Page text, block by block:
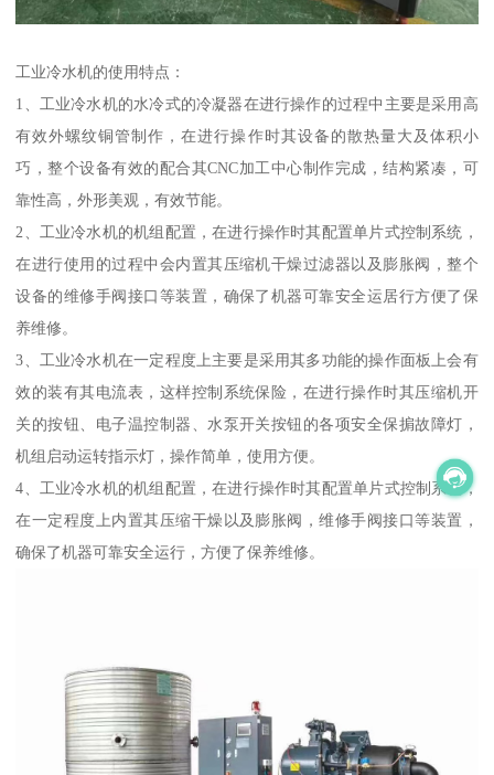
工业冷水机的使用特点：
1、工业冷水机的水冷式的冷凝器在进行操作的过程中主要是采用高
有效外螺纹铜管制作，在进行操作时其设备的散热量大及体积小
巧，整个设备有效的配合其CNC加工中心制作完成，结构紧凑，可
靠性高，外形美观，有效节能。
2、工业冷水机的机组配置，在进行操作时其配置单片式控制系统，
在进行使用的过程中会内置其压缩机干燥过滤器以及膨胀阀，整个
设备的维修手阀接口等装置，确保了机器可靠安全运居行方便了保
养维修。
3、工业冷水机在一定程度上主要是采用其多功能的操作面板上会有
效的装有其电流表，这样控制系统保险，在进行操作时其压缩机开
关的按钮、电子温控制器、水泵开关按钮的各项安全保掮故障灯，
机组启动运转指示灯，操作简单，使用方便。
4、工业冷水机的机组配置，在进行操作时其配置单片式控制系统，
在一定程度上内置其压缩干燥以及膨胀阀，维修手阀接口等装置，
确保了机器可靠安全运行，方便了保养维修。